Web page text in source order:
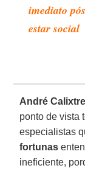
imediato
estar social
André
ponto de vista
especialistas
fortunas
ineficiente,